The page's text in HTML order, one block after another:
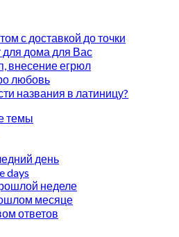
с доставкой до точки
для дома для Вас
внесение егрюл
любовь
названия в латиницу?
темы
день
days
неделе
месяце
ответов